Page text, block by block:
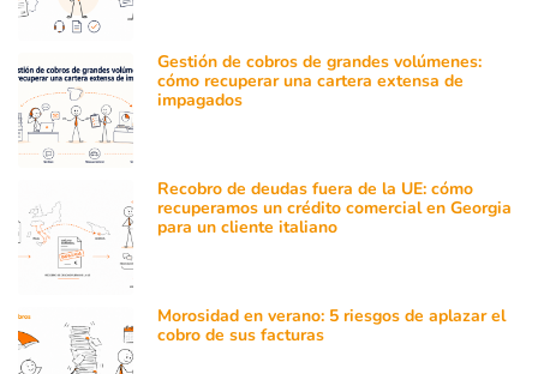
Gestión de cobros de grandes volúmenes:
cómo recuperar una cartera extensa de
impagados
Recobro de deudas fuera de la UE: cómo
recuperamos un crédito comercial en Georgia
para un cliente italiano
Morosidad en verano: 5 riesgos de aplazar el
cobro de sus facturas